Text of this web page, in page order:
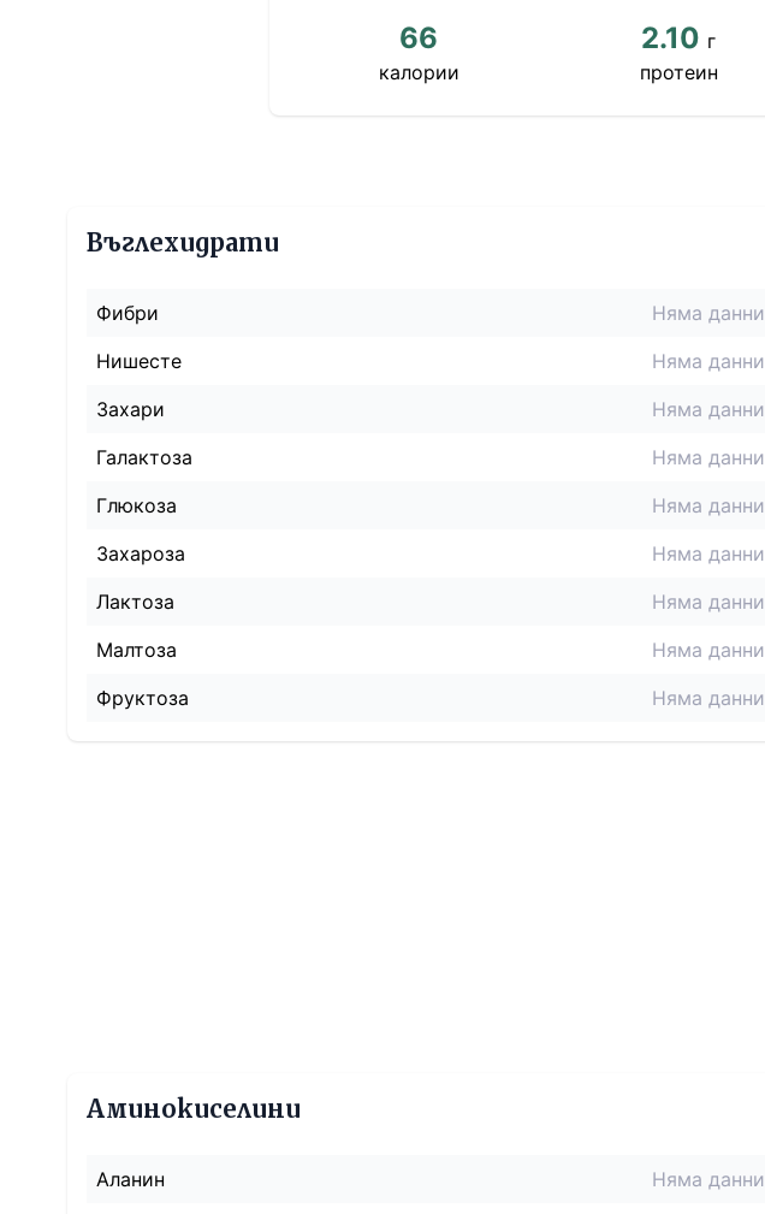
66
калории
2.10 г
протеин
Въглехидрати
Фибри
Няма данни
Нишесте
Няма данни
Захари
Няма данни
Галактоза
Няма данни
Глюкоза
Няма данни
Захароза
Няма данни
Лактоза
Няма данни
Малтоза
Няма данни
Фруктоза
Няма данни
Аминокиселини
Аланин
Няма данни